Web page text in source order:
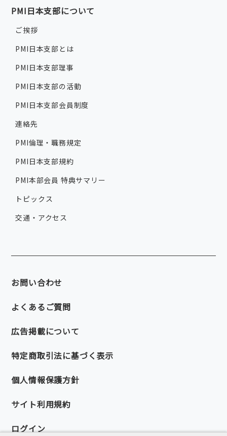
PMI日本支部について
ご挨拶
PMI日本支部とは
PMI日本支部理事
PMI日本支部の活動
PMI日本支部会員制度
連絡先
PMI倫理・職務規定
PMI日本支部規約
PMI本部会員 特典サマリー
トピックス
交通・アクセス
お問い合わせ
よくあるご質問
広告掲載について
特定商取引法に基づく表示
個人情報保護方針
サイト利用規約
ログイン